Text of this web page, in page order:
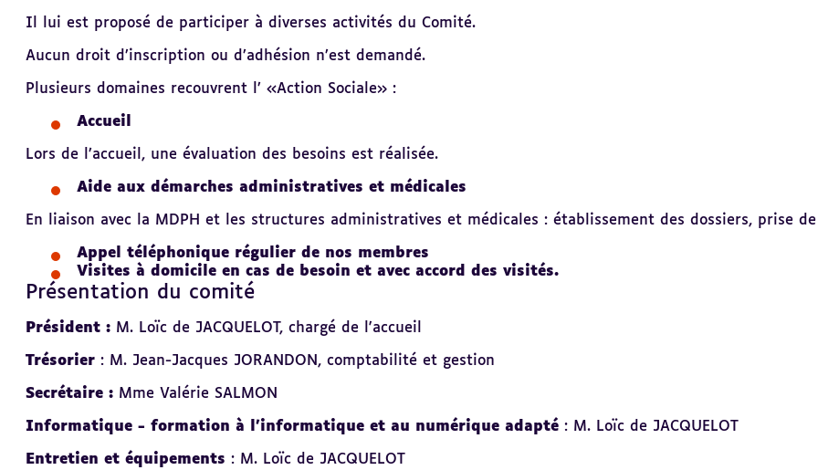
Il lui est proposé de participer à diverses activités du Comité.
Aucun droit d’inscription ou d’adhésion n’est demandé.
Plusieurs domaines recouvrent l’ «Action Sociale» :
Accueil
Lors de l’accueil, une évaluation des besoins est réalisée.
Aide aux démarches administratives et médicales
En liaison avec la MDPH et les structures administratives et médicales : établissement des dossiers, prise
Appel téléphonique régulier de nos membres
Visites à domicile en cas de besoin et avec accord des visités.
Présentation du comité
Président : M. Loïc de JACQUELOT, chargé de l'accueil
Trésorier : M. Jean-Jacques JORANDON, comptabilité et gestion
Secrétaire : Mme Valérie SALMON
Informatique - formation à l'informatique et au numérique adapté : M. Loïc de JACQUELOT
Entretien et équipements : M. Loïc de JACQUELOT
Revenir
sommaire